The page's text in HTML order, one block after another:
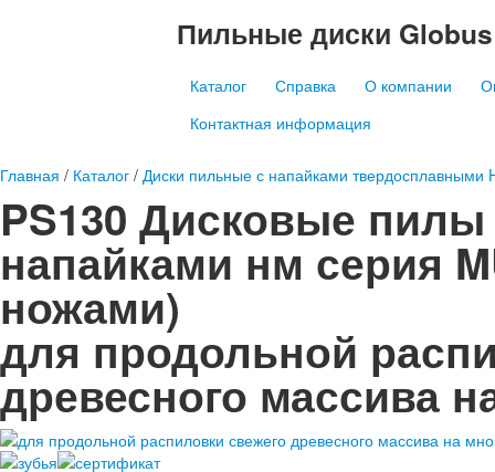
Пильные диски Globus
Каталог Справка О компании
Контактная информация
Главная / Каталог / Диски пильные с напайками твердосплавными
PS130 Дисковые
напайками нм серия
ножами)
для продольной
древесного массива